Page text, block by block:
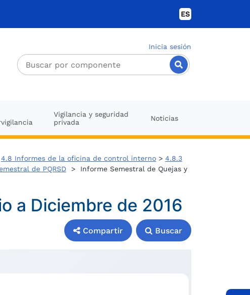
ES
Inicia sesión
Vigilancia y seguridad
privada
Noticias
4.8 Informes de la oficina de control interno> 4.8.3
de PQRSD> Informe Semestral de Quejas y
a Diciembre de 2016
Compartir Buscar